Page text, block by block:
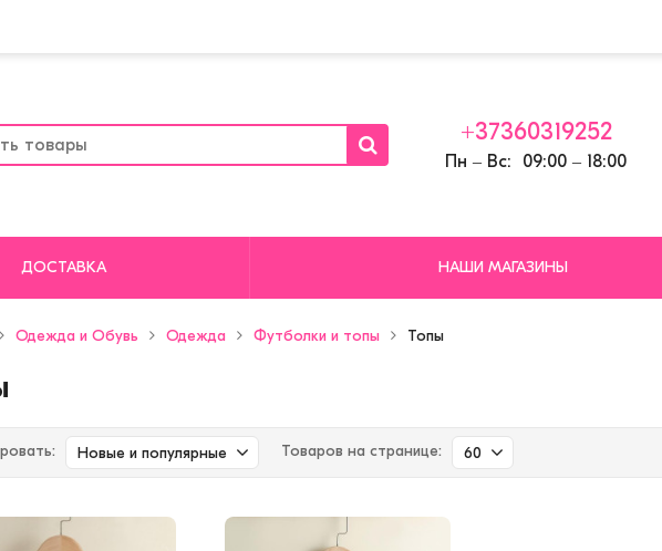
+37360319252
Пн ‒ Вс: 09:00 ‒ 18:00
ДОСТАВКА НАШИ МАГАЗИНЫ
Одежда и Обувь Одежда Футболки и топы Топы
Новые и популярные Товаров на странице: 60